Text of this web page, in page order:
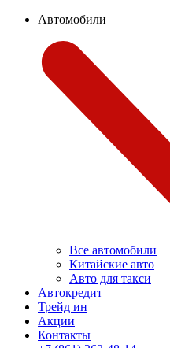
Автомобили
Все автомобили
Китайские авто
Авто для такси
Автокредит
Трейд ин
Акции
Контакты